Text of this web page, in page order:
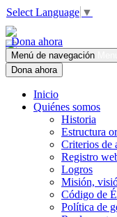
Select Language ▼
Dona ahora
Menú de navegación
Dona ahora
Inicio
Quiénes somos
Historia
Estructura
Criterios de
Registro
Logros
Misión,
Código de
Política de